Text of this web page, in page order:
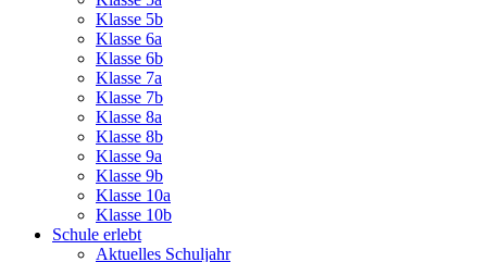
Klasse 5b
Klasse 6a
Klasse 6b
Klasse 7a
Klasse 7b
Klasse 8a
Klasse 8b
Klasse 9a
Klasse 9b
Klasse 10a
Klasse 10b
Schule erlebt
Aktuelles Schuljahr